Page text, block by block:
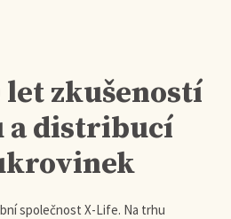
let zkušeností
a distribucí
společnost X-Life. Na trhu